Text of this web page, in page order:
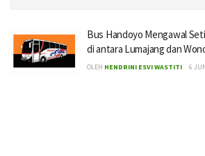
Bus Handoyo Mengawal
di antara Lumajang dan
OLEH HENDRINI ESVI WASTITI 6